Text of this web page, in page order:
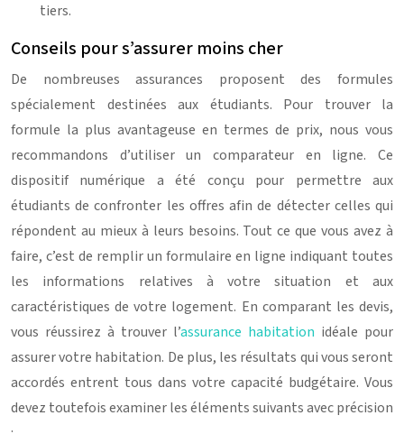
tiers.
Conseils pour s’assurer moins cher
De nombreuses assurances proposent des formules
spécialement destinées aux étudiants. Pour trouver la
formule la plus avantageuse en termes de prix, nous vous
recommandons d’utiliser un comparateur en ligne. Ce
dispositif numérique a été conçu pour permettre aux
étudiants de confronter les offres afin de détecter celles qui
répondent au mieux à leurs besoins. Tout ce que vous avez à
faire, c’est de remplir un formulaire en ligne indiquant toutes
les informations relatives à votre situation et aux
caractéristiques de votre logement. En comparant les devis,
vous réussirez à trouver l’assurance habitation idéale pour
assurer votre habitation. De plus, les résultats qui vous seront
accordés entrent tous dans votre capacité budgétaire. Vous
devez toutefois examiner les éléments suivants avec précision